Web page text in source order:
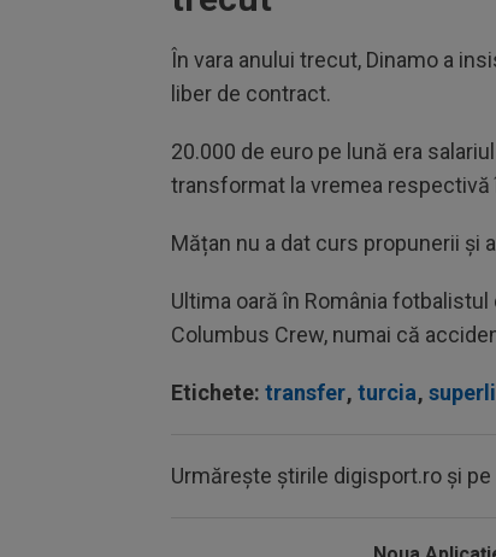
În vara anului trecut, Dinamo a
liber de contract.
20.000 de euro pe lună era
transformat la vremea respectivă
Mățan nu a dat curs propunerii și
Ultima oară în România
Columbus Crew, numai că
Etichete: transfer, turcia,
Urmărește știrile digisport.ro și pe